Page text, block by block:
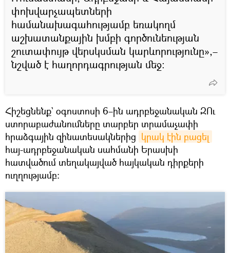
փոխվարչապետների
համանախագահությամբ եռակողմ
աշխատանքային խմբի գործունեության
շուտափույթ վերսկսման կարևորությունը»,–
նշված է հաղորդագրության մեջ:
Հիշեցնենք` օգոստոսի 6–ին ադրբեջանական ԶՈւ
ստորաբաժանումները տարբեր տրամաչափի
հրաձգային զինատեսակներից կրակ էին բացել
հայ-ադրբեջանական սահմանի Երասխի
հատվածում տեղակայված հայկական դիրքերի
ուղղությամբ։